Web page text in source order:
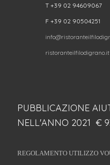
T +39 02 94609067
F +39 02 90504251
ristoranteilfilodigrano.it
PUBBLICAZIONE
NELL'ANNO 2021 €
REGOLAMENTO UTILIZZO